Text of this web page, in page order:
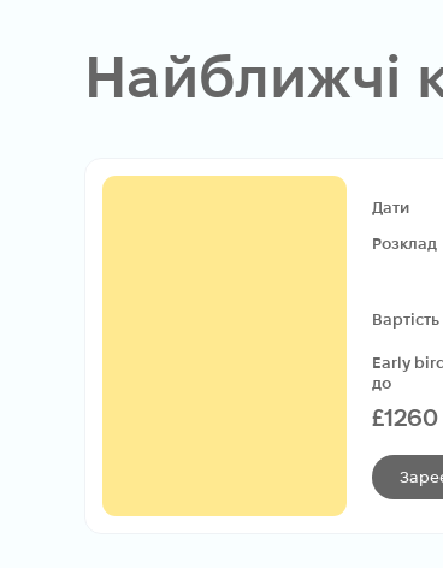
Найближчі
2
Дати
Розклад
Вартість
Early bird
до
£1260